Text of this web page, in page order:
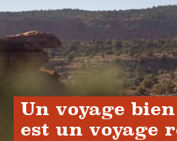
Un voyage
est un voyage